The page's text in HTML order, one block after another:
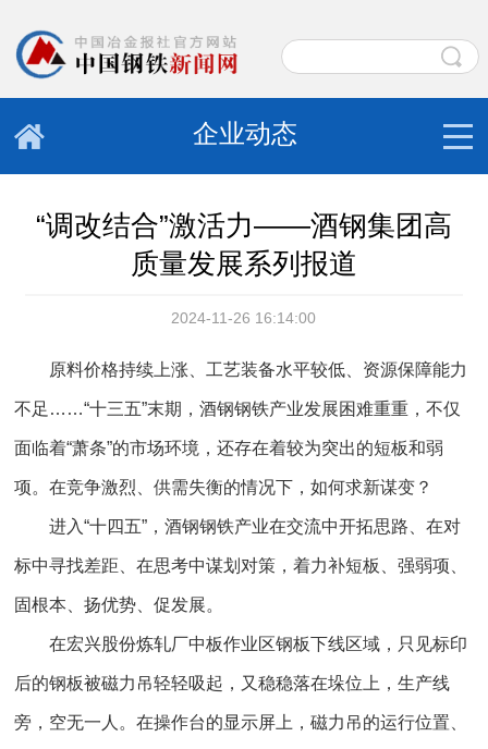
企业动态
“调改结合”激活力——酒钢集团高
质量发展系列报道
2024-11-26 16:14:00
原料价格持续上涨、工艺装备水平较低、资源保障能力
不足……“十三五”末期，酒钢钢铁产业发展困难重重，不仅
面临着“萧条”的市场环境，还存在着较为突出的短板和弱
项。在竞争激烈、供需失衡的情况下，如何求新谋变？
进入“十四五”，酒钢钢铁产业在交流中开拓思路、在对
标中寻找差距、在思考中谋划对策，着力补短板、强弱项、
固根本、扬优势、促发展。
在宏兴股份炼轧厂中板作业区钢板下线区域，只见标印
后的钢板被磁力吊轻轻吸起，又稳稳落在垛位上，生产线
旁，空无一人。在操作台的显示屏上，磁力吊的运行位置、